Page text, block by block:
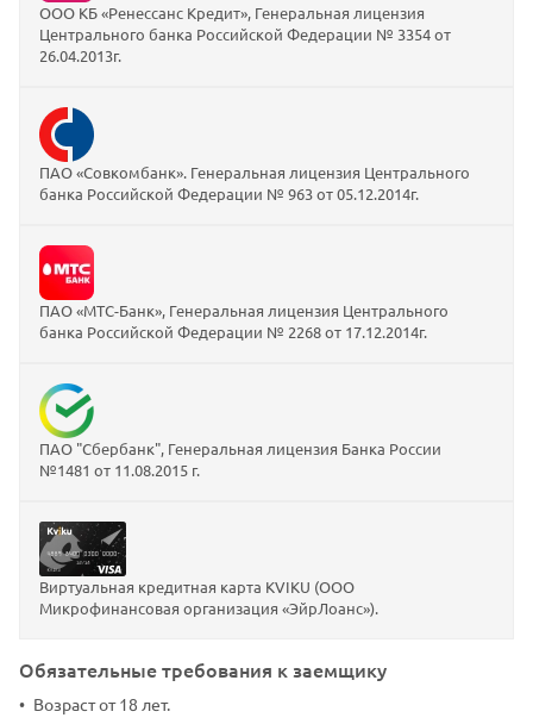
ООО КБ «Ренессанс Кредит», Генеральная лицензия
Центрального банка Российской Федерации № 3354 от
26.04.2013г.
ПАО «Совкомбанк». Генеральная лицензия Центрального
банка Российской Федерации № 963 от 05.12.2014г.
ПАО «МТС-Банк», Генеральная лицензия Центрального
банка Российской Федерации № 2268 от 17.12.2014г.
ПАО "Сбербанк", Генеральная лицензия Банка России
№1481 от 11.08.2015 г.
Виртуальная кредитная карта KVIKU (ООО
Микрофинансовая организация «ЭйрЛоанс»).
Обязательные требования к заемщику
Возраст от 18 лет.